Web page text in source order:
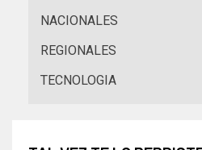
NACIONALES
REGIONALES
TECNOLOGIA